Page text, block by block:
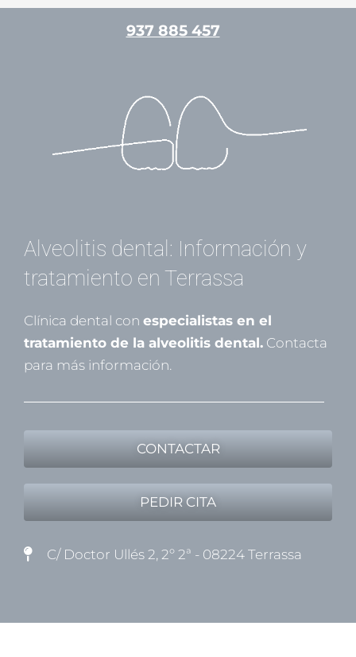
937 885 457
/ Por admin
Alveolitis dental: Información y
tratamiento en Terrassa
Clínica dental con especialistas en el
tratamiento de la alveolitis dental. Contacta
para más información.
CONTACTAR
PEDIR CITA
C/ Doctor Ullés 2, 2º 2ª - 08224 Terrassa